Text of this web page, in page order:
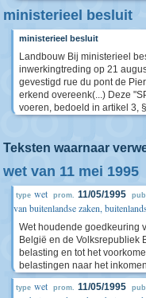
ministerieel besluit
ministerieel besluit
Landbouw Bij ministerieel
inwerkingtreding op 21
gevestigd rue du pont de
erkend overeenk(...) Deze
voeren, bedoeld in artikel 3,
Teksten waarnaar
wet van 11 mei 1995
type wet prom. 11/05/1995
van buitenlandse zaken,
Wet houdende goedkeuring
België en de Volksrepubliek
belasting en tot het
belastingen naar het
type wet prom. 11/05/1995